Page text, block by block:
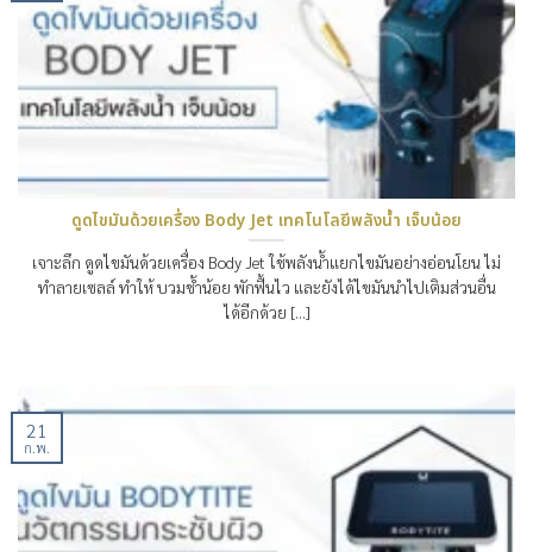
ดูดไขมันด้วยเครื่อง Body Jet เทคโนโลยีพลังน้ำ เจ็บน้อย
เจาะลึก ดูดไขมันด้วยเครื่อง Body Jet ใช้พลังน้ำแยกไขมันอย่างอ่อนโยน ไม่
ทำลายเซลล์ ทำให้ บวมช้ำน้อย พักฟื้นไว และยังได้ไขมันนำไปเติมส่วนอื่น
ได้อีกด้วย [...]
21
ก.พ.